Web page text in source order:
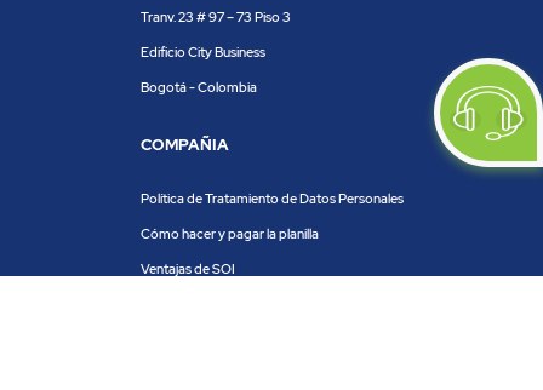
Tranv. 23 # 97 – 73 Piso 3
Edificio City Business
Bogotá - Colombia
COMPAÑIA
Política de Tratamiento de Datos Personales
Cómo hacer y pagar la planilla
Ventajas de SOI